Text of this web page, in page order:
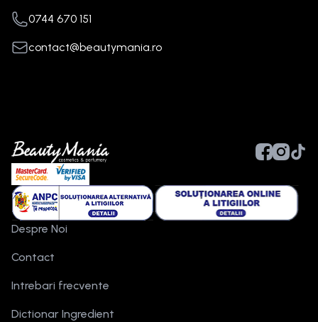
0744 670 151
contact@beautymania.ro
Despre Noi
Contact
Intrebari frecvente
Dictionar Ingredient